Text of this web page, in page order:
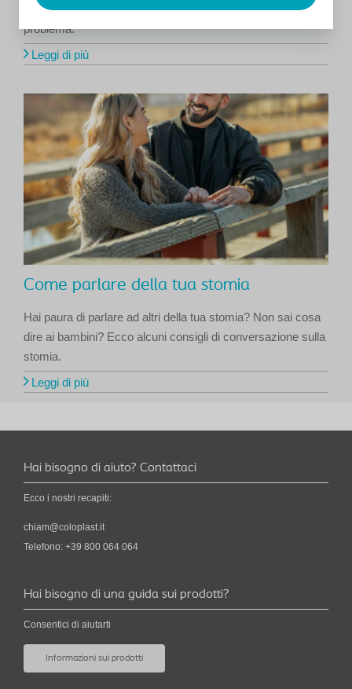
stomia e alcuni consigli su come affrontare questo
problema.
Leggi di più
Come parlare della tua stomia
Hai paura di parlare ad altri della tua stomia? Non sai cosa
dire ai bambini? Ecco alcuni consigli di conversazione sulla
stomia.
Leggi di più
Hai bisogno di aiuto? Contattaci
Ecco i nostri recapiti:
chiam@coloplast.it
Telefono: +39 800 064 064
Hai bisogno di una guida sui prodotti?
Consentici di aiutarti
Informazioni sui prodotti